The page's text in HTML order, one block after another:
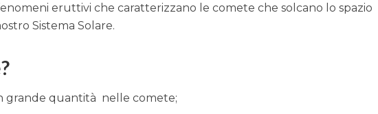
eruttivi che caratterizzano le comete che solcano lo spazio
Sistema Solare.
grande quantità nelle comete;